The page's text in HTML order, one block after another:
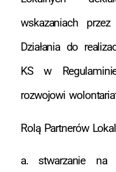
wskazaniach
Działania do
KS w
rozwojowi
Rolą Partnerów
a. stwarzanie na